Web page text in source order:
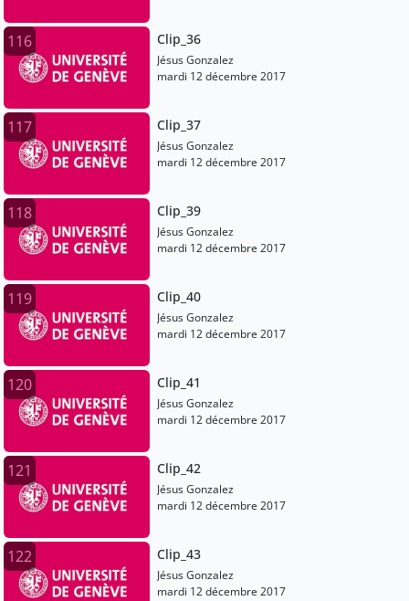
116 Clip_36
Jésus Gonzalez
mardi 12 décembre 2017
117 Clip_37
Jésus Gonzalez
mardi 12 décembre 2017
118 Clip_39
Jésus Gonzalez
mardi 12 décembre 2017
119 Clip_40
Jésus Gonzalez
mardi 12 décembre 2017
120 Clip_41
Jésus Gonzalez
mardi 12 décembre 2017
121 Clip_42
Jésus Gonzalez
mardi 12 décembre 2017
122 Clip_43
Jésus Gonzalez
mardi 12 décembre 2017